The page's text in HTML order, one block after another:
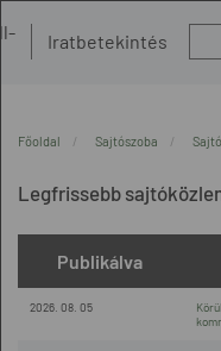
Iratbetekintés
Főoldal Sajtószoba
Legfrissebb
Publikálva
2026. 08. 05